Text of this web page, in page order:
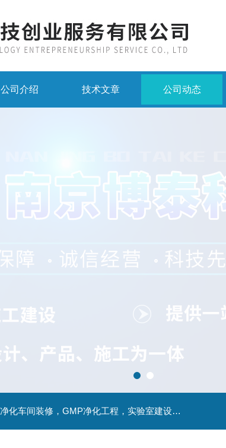
公司介绍 技术文章 公司动态
主营产品：实验室装修，实验室设计，洁净室，净化车间装修，GMP净化工程，实验室建设，动物房实验室，理化实验室